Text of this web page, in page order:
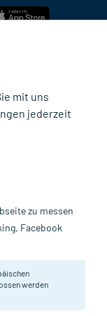
und Juckreiz.
mit uns
jederzeit
zu messen
Facebook
werden